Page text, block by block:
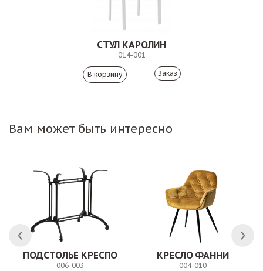
СТУЛ КАРОЛИН
014-001
Заказ
Вам может быть интересно
ПОДСТОЛЬЕ КРЕСПО
006-003
КРЕСЛО ФАННИ
004-010